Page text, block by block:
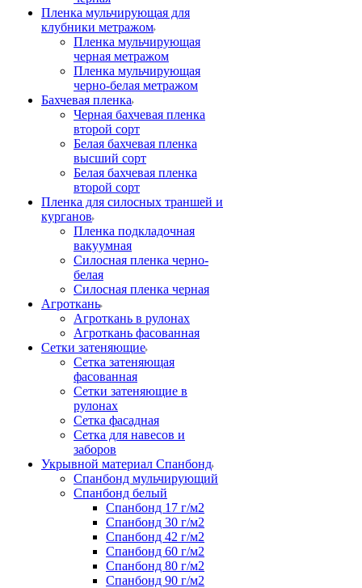
Пленка мульчирующая для
клубники метражом
Пленка мульчирующая
черная метражом
Пленка мульчирующая
черно-белая метражом
Бахчевая пленка
Черная бахчевая пленка
второй сорт
Белая бахчевая пленка
высший сорт
Белая бахчевая пленка
второй сорт
Пленка для силосных траншей и
курганов
Пленка подкладочная
вакуумная
Силосная пленка черно-
белая
Силосная пленка черная
Агроткань
Агроткань в рулонах
Агроткань фасованная
Сетки затеняющие
Сетка затеняющая
фасованная
Сетки затеняющие в
рулонах
Сетка фасадная
Сетка для навесов и
заборов
Укрывной материал Спанбонд
Спанбонд мульчирующий
Спанбонд белый
Спанбонд 17 г/м2
Спанбонд 30 г/м2
Спанбонд 42 г/м2
Спанбонд 60 г/м2
Спанбонд 80 г/м2
Спанбонд 90 г/м2